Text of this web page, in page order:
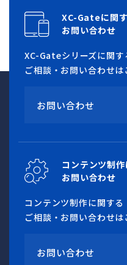
XC-Gateに関
お問い合わせ
XC-Gateシリーズに関す
ご相談・お問い合わせは
お問い合わせ
コンテンツ制
お問い合わせ
コンテンツ制作に関する
ご相談・お問い合わせは
お問い合わせ